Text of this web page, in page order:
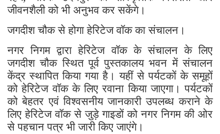
जीवनशैली को भी अनुभव कर सकेंगे।
जगदीश चौक से होगा हेरिटेज वॉक का संचालन।
नगर निगम द्वारा हेरिटेज वॉक के संचालन के लिए
जगदीश चौक स्थित पूर्व पुस्तकालय भवन में संचालन
केंद्र स्थापित किया गया है। यहीं से पर्यटकों के समूहों
को हेरिटेज वॉक के लिए रवाना किया जाएगा। पर्यटकों
को बेहतर एवं विश्वसनीय जानकारी उपलब्ध कराने के
लिए हेरिटेज वॉक से जुड़े गाइडों को नगर निगम की ओर
से पहचान पत्र भी जारी किए जाएंगे।